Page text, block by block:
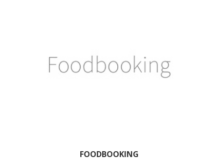
FOODBOOKING